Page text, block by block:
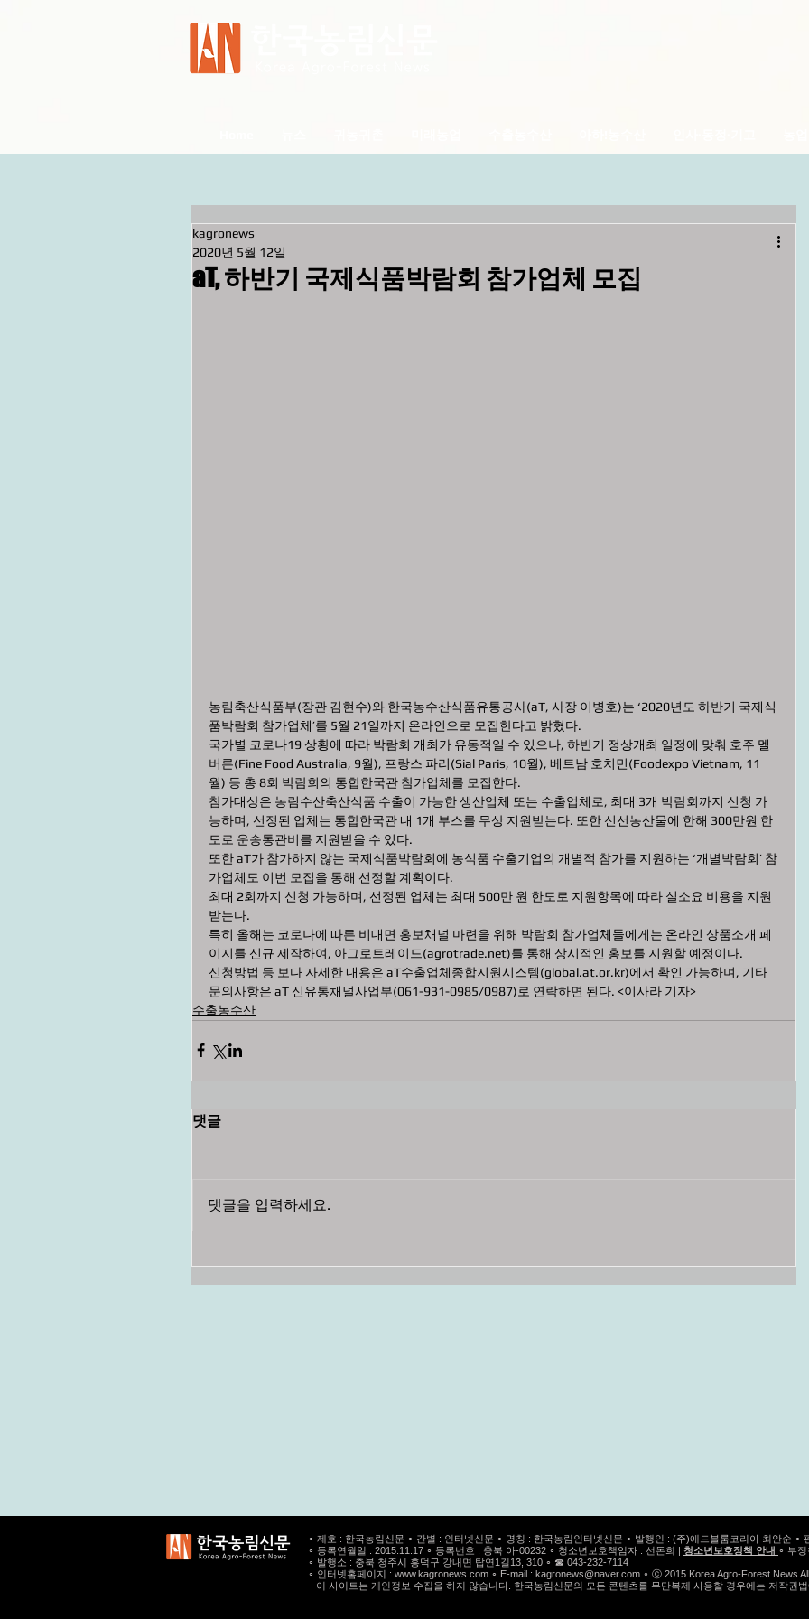
aT, 하반기 국제식품박람회 참가업체 모집
kagronews
2020년 5월 12일
농림축산식품부(장관 김현수)와 한국농수산식품유통공사(aT, 사장 이병호)는 ‘2020년도 하반기 국제식
품박람회 참가업체’를 5월 21일까지 온라인으로 모집한다고 밝혔다.
국가별 코로나19 상황에 따라 박람회 개최가 유동적일 수 있으나, 하반기 정상개최 일정에 맞춰 호주 멜
버른(Fine Food Australia, 9월), 프랑스 파리(Sial Paris, 10월), 베트남 호치민(Foodexpo Vietnam, 11
월) 등 총 8회 박람회의 통합한국관 참가업체를 모집한다.
참가대상은 농림수산축산식품 수출이 가능한 생산업체 또는 수출업체로, 최대 3개 박람회까지 신청 가
능하며, 선정된 업체는 통합한국관 내 1개 부스를 무상 지원받는다. 또한 신선농산물에 한해 300만원 한
도로 운송통관비를 지원받을 수 있다.
또한 aT가 참가하지 않는 국제식품박람회에 농식품 수출기업의 개별적 참가를 지원하는 ‘개별박람회’ 참
가업체도 이번 모집을 통해 선정할 계획이다.
최대 2회까지 신청 가능하며, 선정된 업체는 최대 500만 원 한도로 지원항목에 따라 실소요 비용을 지원
받는다.
특히 올해는 코로나에 따른 비대면 홍보채널 마련을 위해 박람회 참가업체들에게는 온라인 상품소개 페
이지를 신규 제작하여, 아그로트레이드(agrotrade.net)를 통해 상시적인 홍보를 지원할 예정이다.
신청방법 등 보다 자세한 내용은 aT수출업체종합지원시스템(global.at.or.kr)에서 확인 가능하며, 기타
문의사항은 aT 신유통채널사업부(061-931-0985/0987)로 연락하면 된다. <이사라 기자>
수출농수산
댓글
댓글을 입력하세요.
∘ 제호 : 한국농림신문 ∘ 간별 : 인터넷신문 ∘ 명칭 : 한국농림인터넷신문 ∘ 발행인 : (주)애드블룸코리아 최안순 ∘
∘ 등록연월일 : 2015.11.17 ∘ 등록번호 : 충북 아-00232 ∘ 청소년보호책임자 : 선돈희 | 청소년보호정책 안내 ∘ 부
∘ 발행소 : 충북 청주시 흥덕구 강내면 탑연1길13, 310 ∘ ☎ 043-232-7114
∘ 인터넷홈페이지 : www.kagronews.com ∘ E-mail : kagronews@naver.com ∘ ⓒ 2015 Korea Agro-Forest News
이 사이트는 개인정보 수집을 하지 않습니다. 한국농림신문의 모든 콘텐츠를 무단복제 사용할 경우에는 저작권